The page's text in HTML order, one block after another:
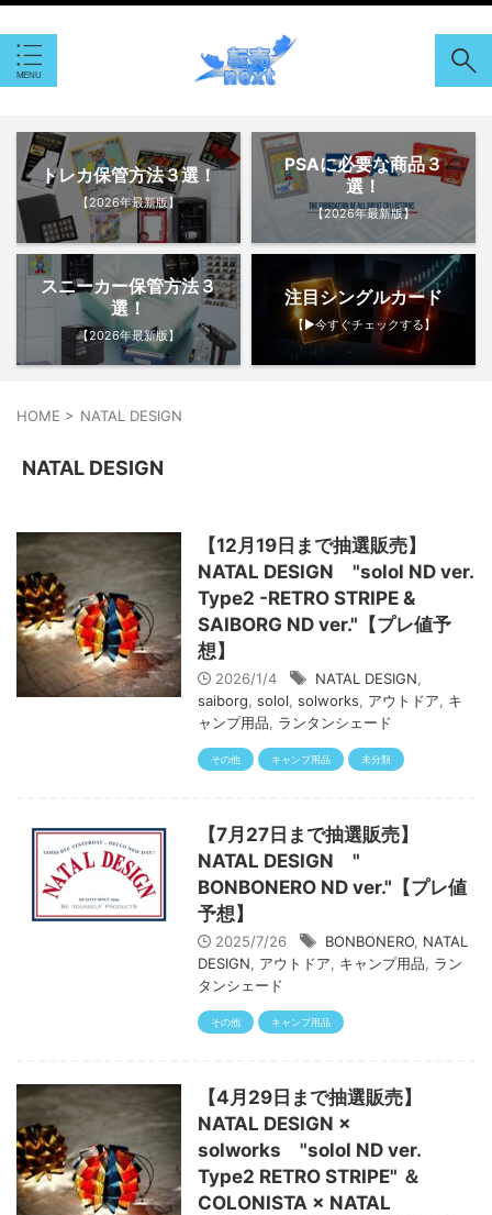
トレカ保管方法３選！
【2026年最新版】
PSAに必要な商品３
選！
【2026年最新版】
スニーカー保管方法３
選！
【2026年最新版】
注目シングルカード
【▶︎今すぐチェックする】
HOME > NATAL DESIGN
NATAL DESIGN
【12月19日まで抽選販売】
NATAL DESIGN "solol ND ver.
Type2 -RETRO STRIPE &
SAIBORG ND ver."【プレ値予
想】
2026/1/4 NATAL DESIGN
saiborg solol solworks アウトドア
キ
ャンプ用品
ランタンシェード
その他 キャンプ用品 未分類
【7月27日まで抽選販売】
NATAL DESIGN "
BONBONERO ND ver."【プレ値
予想】
2025/7/26 BONBONERO NATAL
DESIGN
アウトドア キャンプ用品
ラン
タンシェード
その他 キャンプ用品
【4月29日まで抽選販売】
NATAL DESIGN ×
solworks "solol ND ver.
Type2 RETRO STRIPE" ＆
COLONISTA × NATAL